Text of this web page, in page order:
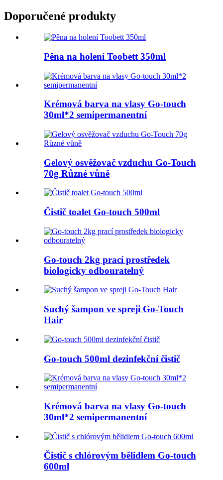
Doporučené produkty
Pěna na holení Toobett 350ml
Krémová barva na vlasy Go-touch
30ml*2 semipermanentní
Gelový osvěžovač vzduchu Go-Touch
70g Různé vůně
Čistič toalet Go-touch 500ml
Go-touch 2kg prací prostředek
biologicky odbouratelný
Suchý šampon ve spreji Go-Touch
Hair
Go-touch 500ml dezinfekční čistič
Krémová barva na vlasy Go-touch
30ml*2 semipermanentní
Čistič s chlórovým bělidlem Go-touch
600ml